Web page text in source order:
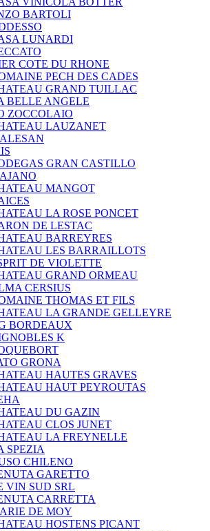
BARTOLI
LUNARDI
COTE DU RHONE
PECH DES CADES
GRAND TUILLAC
BELLE ANGELE
ZOCCOLAIO
LAUZANET
GRAN CASTILLO
MANGOT
LA ROSE PONCET
DE LESTAC
BARREYRES
LES BARRAILLOTS
DE VIOLETTE
GRAND ORMEAU
CERSIUS
THOMAS ET FILS
LA GRANDE GELLEYRE
BORDEAUX
K
GRONA
HAUTES GRAVES
HAUT PEYROUTAS
DU GAZIN
CLOS JUNET
LA FREYNELLE
SPEZIA
CHILENO
GARETTO
VIN SUD SRL
CARRETTA
DE MOY
HOSTENS PICANT